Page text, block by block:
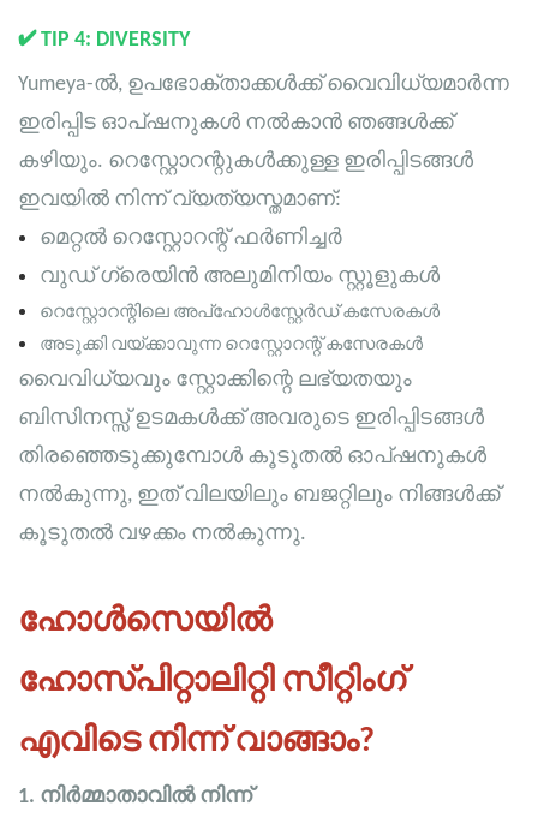
✔TIP 4: DIVERSITY
Yumeya-ൽ, ഉപഭോക്താക്കൾക്ക് വൈവിധ്യമാർന്ന
ഇരിപ്പിട ഓപ്ഷനുകൾ നൽകാൻ ഞങ്ങൾക്ക്
കഴിയും. റെസ്റ്റോറന്റുകൾക്കുള്ള ഇരിപ്പിടങ്ങൾ
ഇവയിൽ നിന്ന് വ്യത്യസ്തമാണ്:
മെറ്റൽ റെസ്റ്റോറന്റ് ഫർണിച്ചർ
വുഡ് ഗ്രെയിൻ അലുമിനിയം സ്റ്റൂളുകൾ
റെസ്റ്റോറന്റിലെ അപ്ഹോൾസ്റ്റേർഡ് കസേരകൾ
അടുക്കി വയ്ക്കാവുന്ന റെസ്റ്റോറന്റ് കസേരകൾ
വൈവിധ്യവും സ്റ്റോക്കിന്റെ ലഭ്യതയും
ബിസിനസ്സ് ഉടമകൾക്ക് അവരുടെ ഇരിപ്പിടങ്ങൾ
തിരഞ്ഞെടുക്കുമ്പോൾ കൂടുതൽ ഓപ്ഷനുകൾ
നൽകുന്നു, ഇത് വിലയിലും ബജറ്റിലും നിങ്ങൾക്ക്
കൂടുതൽ വഴക്കം നൽകുന്നു.
ഹോൾസെയിൽ
ഹോസ്പിറ്റാലിറ്റി സീറ്റിംഗ്
എവിടെ നിന്ന് വാങ്ങാം?
1. നിർമ്മാതാവിൽ നിന്ന്